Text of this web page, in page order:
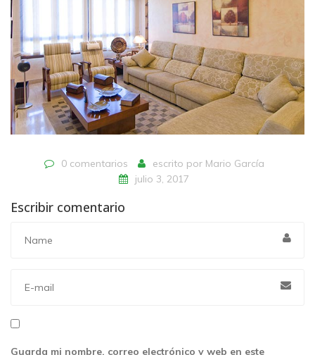
0 comentarios escrito por Mario García
julio 3, 2017
Escribir comentario
Guarda mi nombre, correo electrónico y web en este